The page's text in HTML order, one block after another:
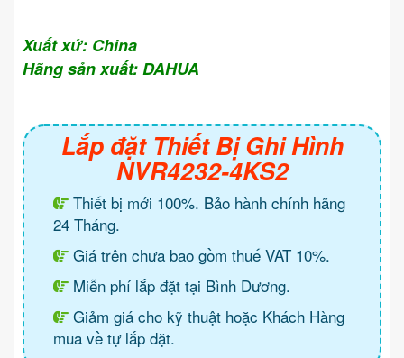
Xuất xứ: China
Hãng sản xuất: DAHUA
Lắp đặt Thiết Bị Ghi Hình
NVR4232-4KS2
Thiết bị mới 100%. Bảo hành chính hãng
24 Tháng.
Giá trên chưa bao gồm thuế VAT 10%.
Miễn phí lắp đặt tại Bình Dương.
Giảm giá cho kỹ thuật hoặc Khách Hàng
mua về tự lắp đặt.